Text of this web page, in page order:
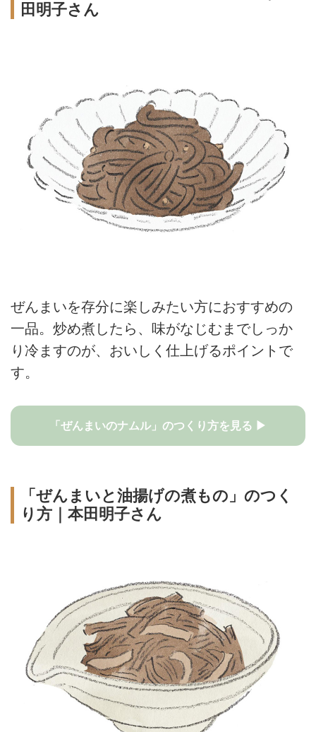
田明子さん
ぜんまいを存分に楽しみたい方におすすめの
一品。炒め煮したら、味がなじむまでしっか
り冷ますのが、おいしく仕上げるポイントで
す。
「ぜんまいのナムル」のつくり方を見る ▶
「ぜんまいと油揚げの煮もの」のつく
り方｜本田明子さん